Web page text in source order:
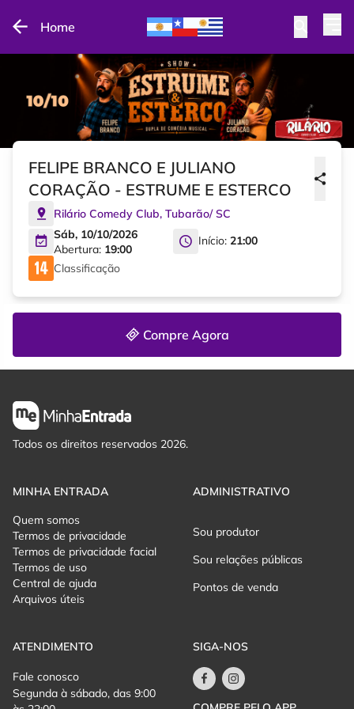
Home
FELIPE BRANCO E JULIANO
CORAÇÃO - ESTRUME E ESTERCO
Rilário Comedy Club, Tubarão/SC
Sáb, 10/10/2026
Abertura: 19:00
Início: 21:00
Classificação
Compre Agora
Todos os direitos reservados 2026.
MINHA ENTRADA
Quem somos
Termos de privacidade
Termos de privacidade facial
Termos de uso
Central de ajuda
Arquivos úteis
ADMINISTRATIVO
Sou produtor
Sou relações públicas
Pontos de venda
ATENDIMENTO
Fale conosco
Segunda à sábado, das 9:00
SIGA-NOS